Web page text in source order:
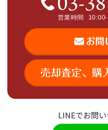
LINEでお問